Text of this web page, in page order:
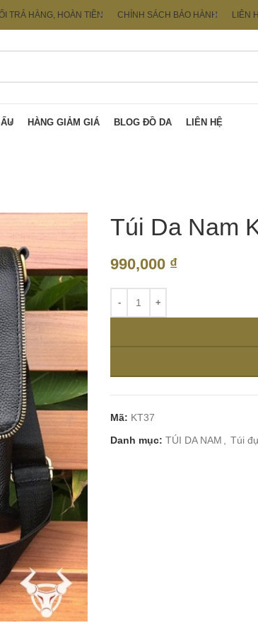
TRẢ HÀNG, HOÀN TIỀN CHÍNH SÁCH BẢO HÀNH LIÊN
HÀNG GIẢM GIÁ BLOG ĐỒ DA LIÊN HỆ
Túi Da Nam
990,000 ₫
Mã: KT37
Danh mục: TÚI DA NAM Túi